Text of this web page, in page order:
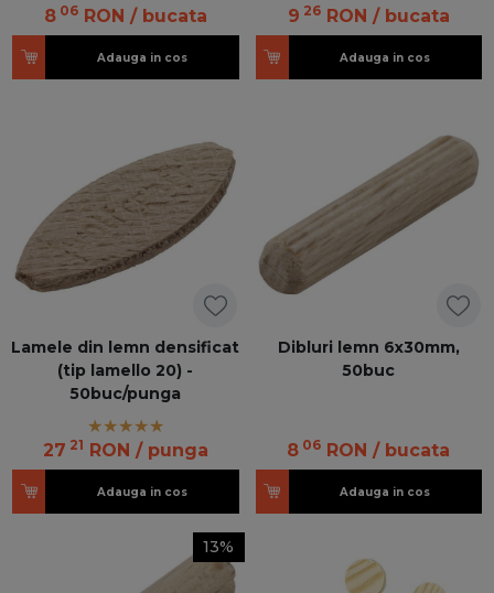
8 06 RON / bucata
Adauga in cos
9 26 RON / bucata
Adauga in cos
Lamele din lemn densificat
(tip lamello 20) -
50buc/punga
27 21 RON / punga
Adauga in cos
Dibluri lemn 6x30mm,
50buc
8 06 RON / bucata
Adauga in cos
13%